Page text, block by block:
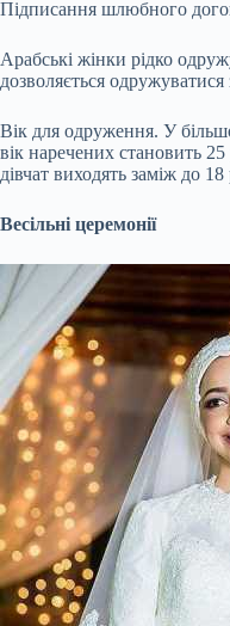
Підписання шлюбного
Арабські жінки рідко
дозволяється
Вік для одруження. У
вік наречених становить
дівчат виходять заміж до 18
Весільні церемонії